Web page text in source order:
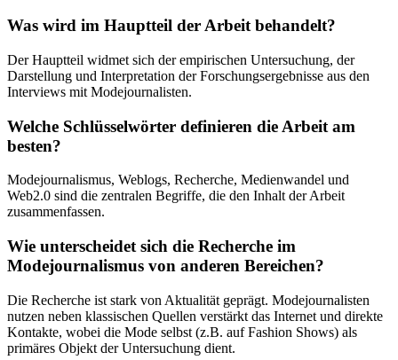
Was wird im Hauptteil der Arbeit behandelt?
Der Hauptteil widmet sich der empirischen Untersuchung, der
Darstellung und Interpretation der Forschungsergebnisse aus den
Interviews mit Modejournalisten.
Welche Schlüsselwörter definieren die Arbeit am
besten?
Modejournalismus, Weblogs, Recherche, Medienwandel und
Web2.0 sind die zentralen Begriffe, die den Inhalt der Arbeit
zusammenfassen.
Wie unterscheidet sich die Recherche im
Modejournalismus von anderen Bereichen?
Die Recherche ist stark von Aktualität geprägt. Modejournalisten
nutzen neben klassischen Quellen verstärkt das Internet und direkte
Kontakte, wobei die Mode selbst (z.B. auf Fashion Shows) als
primäres Objekt der Untersuchung dient.